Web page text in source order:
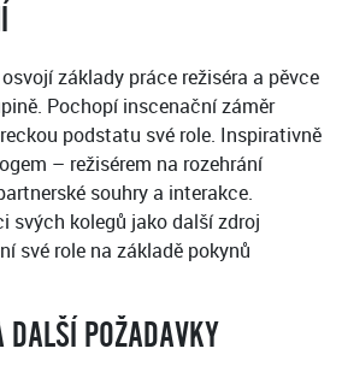
základy práce režiséra a pěvce
Pochopí inscenační záměr
podstatu své role. Inspirativně
– režisérem na rozehrání
souhry a interakce.
svých kolegů jako další zdroj
své role na základě pokynů
DALŠÍ POŽADAVKY